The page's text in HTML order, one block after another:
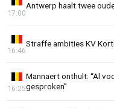
Antwerp haalt twee
17:00
Straffe ambities KV
16:46
Mannaert onthult: “Al
gesproken”
16:25